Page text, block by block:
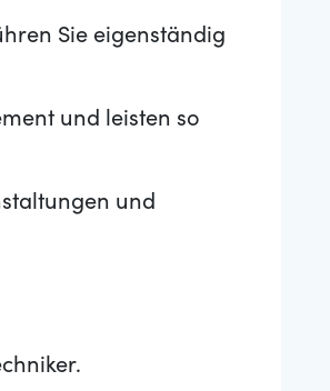
Sie eigenständig
und leisten so
und